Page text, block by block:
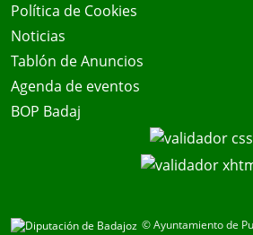
Política de Cookies
Noticias
Tablón de Anuncios
Agenda de eventos
BOP Badaj
© Ayuntamiento de